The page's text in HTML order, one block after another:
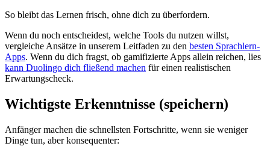
So bleibt das Lernen frisch, ohne dich zu überfordern.
Wenn du noch entscheidest, welche Tools du nutzen willst,
vergleiche Ansätze in unserem Leitfaden zu den besten Sprachlern-
Apps. Wenn du dich fragst, ob gamifizierte Apps allein reichen, lies
kann Duolingo dich fließend machen für einen realistischen
Erwartungscheck.
Wichtigste Erkenntnisse (speichern)
Anfänger machen die schnellsten Fortschritte, wenn sie weniger
Dinge tun, aber konsequenter: